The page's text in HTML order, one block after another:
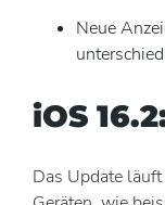
Neue
iOS
Das Update